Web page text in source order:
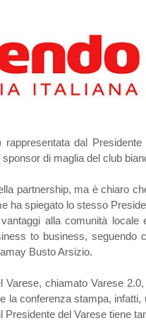
dal Presidente
di maglia del club
partnership, ma è chiaro
ha spiegato lo stesso
alla comunità
to business, seguendo
Busto Arsizio.
chiamato Varese
la conferenza stampa,
Presidente del Varese tiene